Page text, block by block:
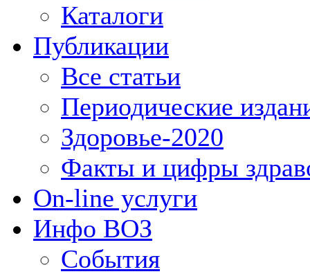
Каталоги
Публикации
Все статьи
Периодические
Здоровье-2020
Факты и цифры
On-line услуги
Инфо ВОЗ
События